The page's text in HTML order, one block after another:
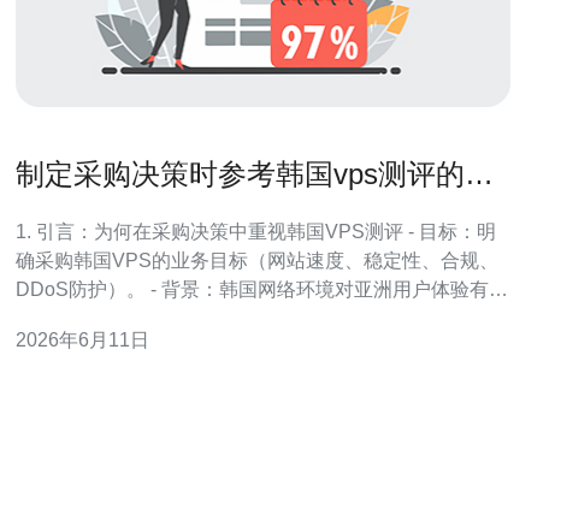
制定采购决策时参考韩国vps测评的流
1. 引言：为何在采购决策中重视韩国VPS测评 - 目标：明
确采购韩国VPS的业务目标（网站速度、稳定性、合规、
DDoS防护）。 - 背景：韩国网络环境对亚洲用户体验有关
评导致带宽抖动、丢包、DDoS不足或域名解析问题。 - 测
2026年6月11日